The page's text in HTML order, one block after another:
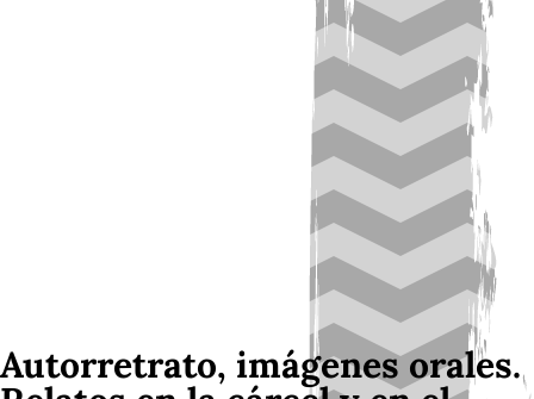
Autorretrato, imágenes orales.